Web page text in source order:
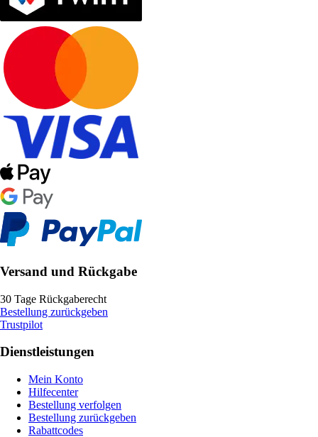
Versand und Rückgabe
30 Tage Rückgaberecht
Bestellung zurückgeben
Trustpilot
Dienstleistungen
Mein Konto
Hilfecenter
Bestellung verfolgen
Bestellung zurückgeben
Rabattcodes